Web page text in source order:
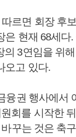
르면 회장 후
은 현재 68세다
의 3연임을 위
오고 있다.
융권 행사에서
회를 시작한
꾸는 것은 축